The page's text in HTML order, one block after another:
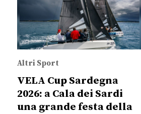
Altri Sport
VELA Cup Sardegna
2026: a Cala dei Sardi
una grande festa della